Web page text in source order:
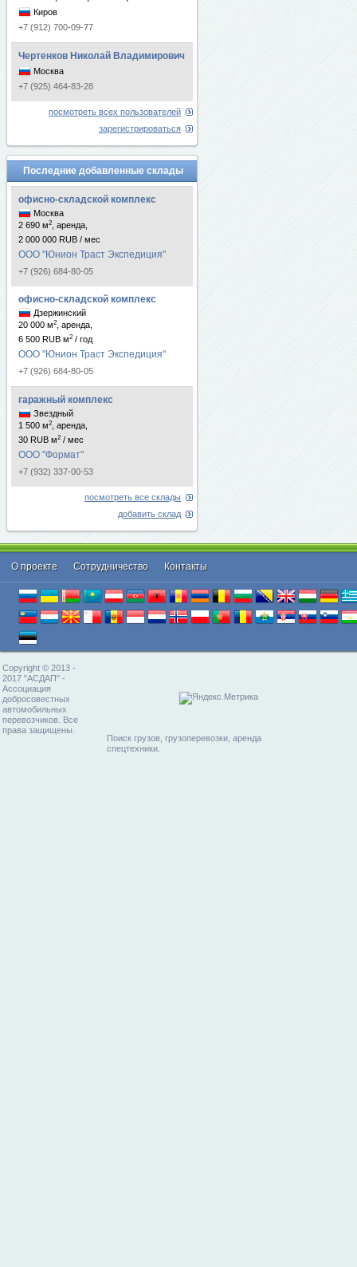
Киров
+7 (912) 700-09-77
Чертенков Николай Владимирович
Москва
+7 (925) 464-83-28
посмотреть всех пользователей
зарегистрироваться
Последние добавленные склады
офисно-складской комплекс
Москва
2 690 м2
, аренда,
2 000 000 RUB / мес
ООО "Юнион Траст Экспедиция"
+7 (926) 684-80-05
офисно-складской комплекс
Дзержинский
20 000 м2
, аренда,
6 500 RUB м2 / год
ООО "Юнион Траст Экспедиция"
+7 (926) 684-80-05
гаражный комплекс
Звездный
1 500 м2
, аренда,
30 RUB м2 / мес
ООО "Формат"
+7 (932) 337-00-53
посмотреть все склады
добавить склад
О проекте Cотрудничество Контакты
Copyright © 2013 -
2017 "АСДАП" -
Ассоциация
добросовестных
автомобильных
перевозчиков. Все
права защищены.
Поиск грузов, грузоперевозки, аренда
спецтехники.